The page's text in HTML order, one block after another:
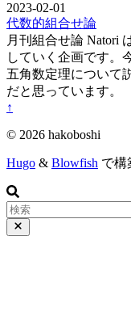
2023-02-01
代数的組合せ論
月刊組合せ論 Natori
していく企画です。
五角数定理について
だと思っています。
↑
© 2026 hakoboshi
Hugo & Blowfish で構